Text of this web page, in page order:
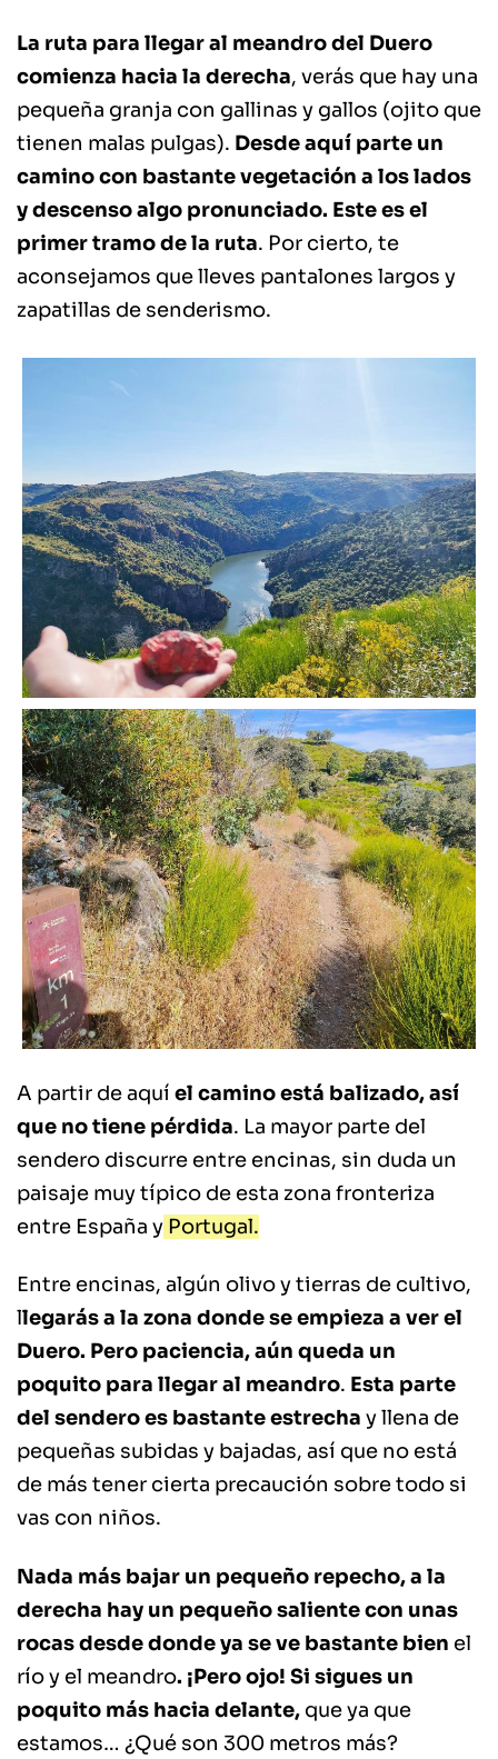
La ruta para llegar al meandro del Duero
comienza hacia la derecha, verás que hay una
pequeña granja con gallinas y gallos (ojito que
tienen malas pulgas). Desde aquí parte un
camino con bastante vegetación a los lados
y descenso algo pronunciado. Este es el
primer tramo de la ruta. Por cierto, te
aconsejamos que lleves pantalones largos y
zapatillas de senderismo.
A partir de aquí el camino está balizado, así
que no tiene pérdida. La mayor parte del
sendero discurre entre encinas, sin duda un
paisaje muy típico de esta zona fronteriza
entre España y Portugal.
Entre encinas, algún olivo y tierras de cultivo,
llegarás a la zona donde se empieza a ver el
Duero. Pero paciencia, aún queda un
poquito para llegar al meandro. Esta parte
del sendero es bastante estrecha y llena de
pequeñas subidas y bajadas, así que no está
de más tener cierta precaución sobre todo si
vas con niños.
Nada más bajar un pequeño repecho, a la
derecha hay un pequeño saliente con unas
rocas desde donde ya se ve bastante bien el
río y el meandro. ¡Pero ojo! Si sigues un
poquito más hacia delante, que ya que
estamos… ¿Qué son 300 metros más?